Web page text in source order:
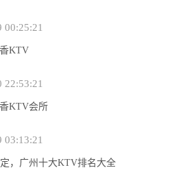
00:25:21
KTV
22:53:21
KTV会所
03:13:21
，广州十大KTV排名大全